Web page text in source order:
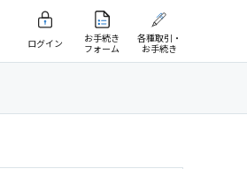
ログイン
お手続き
フォーム
各種取引・
お手続き